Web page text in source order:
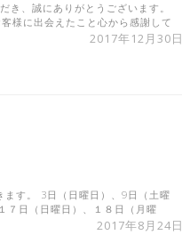
2017年12月30日
、誠にありがとうございます。
様に出会えたこと心から感謝して
2017年8月24日
す。 3日（日曜日）、9日（土曜
７日（日曜日）、１８日（月曜